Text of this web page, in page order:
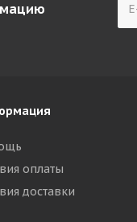
оплаты
доставки